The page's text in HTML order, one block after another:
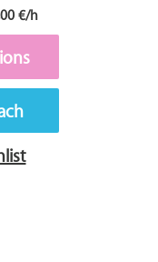
€/h